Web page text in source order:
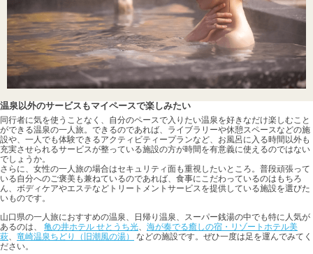
温泉以外のサービスもマイペースで楽しみたい
同行者に気を使うことなく、自分のペースで入りたい温泉を好きなだけ楽しむこと
ができる温泉の一人旅。できるのであれば、ライブラリーや休憩スペースなどの施
設や、一人でも体験できるアクティビティープランなど、お風呂に入る時間以外も
充実させられるサービスが整っている施設の方が時間を有意義に使えるのではない
でしょうか。
さらに、女性の一人旅の場合はセキュリティ面も重視したいところ。普段頑張って
いる自分へのご褒美も兼ねているのであれば、食事にこだわっているのはもちろ
ん、ボディケアやエステなどトリートメントサービスを提供している施設を選びた
いものです。
山口県の一人旅におすすめの温泉、日帰り温泉、スーパー銭湯の中でも特に人気が
あるのは、 亀の井ホテル せとうち光、 海が奏でる癒しの宿・リゾートホテル美
萩、 竜崎温泉ちどり（旧潮風の湯）
などの施設です。ぜひ一度は足を運んでみてく
ださい。